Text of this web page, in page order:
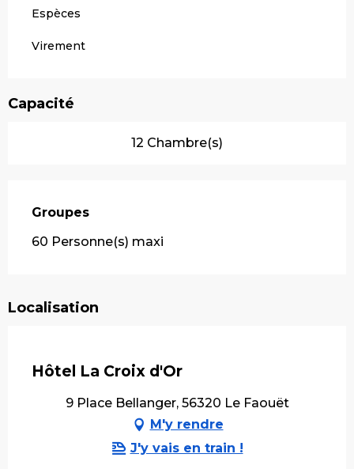
Espèces
Virement
Capacité
12 Chambre(s)
Groupes
Groupes
60 Personne(s) maxi
Localisation
Hôtel La Croix d'Or
9 Place Bellanger, 56320 Le Faouët
M'y rendre
J'y vais en train !